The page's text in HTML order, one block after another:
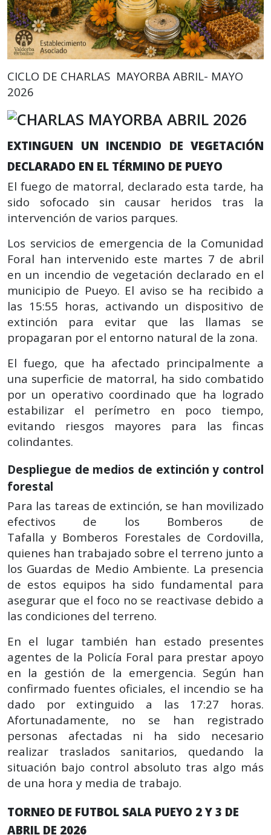
CICLO DE CHARLAS MAYORBA ABRIL- MAYO
2026
EXTINGUEN UN INCENDIO DE VEGETACIÓN
DECLARADO EN EL TÉRMINO DE PUEYO
El fuego de matorral, declarado esta tarde, ha
sido sofocado sin causar heridos tras la
intervención de varios parques.
Los servicios de emergencia de la Comunidad
Foral han intervenido este martes 7 de abril
en un incendio de vegetación declarado en el
municipio de Pueyo. El aviso se ha recibido a
las 15:55 horas, activando un dispositivo de
extinción para evitar que las llamas se
propagaran por el entorno natural de la zona.
El fuego, que ha afectado principalmente a
una superficie de matorral, ha sido combatido
por un operativo coordinado que ha logrado
estabilizar el perímetro en poco tiempo,
evitando riesgos mayores para las fincas
colindantes.
Despliegue de medios de extinción y control
forestal
Para las tareas de extinción, se han movilizado
efectivos de los Bomberos de
Tafalla y Bomberos Forestales de Cordovilla,
quienes han trabajado sobre el terreno junto a
los Guardas de Medio Ambiente. La presencia
de estos equipos ha sido fundamental para
asegurar que el foco no se reactivase debido a
las condiciones del terreno.
En el lugar también han estado presentes
agentes de la Policía Foral para prestar apoyo
en la gestión de la emergencia. Según han
confirmado fuentes oficiales, el incendio se ha
dado por extinguido a las 17:27 horas.
Afortunadamente, no se han registrado
personas afectadas ni ha sido necesario
realizar traslados sanitarios, quedando la
situación bajo control absoluto tras algo más
de una hora y media de trabajo.
TORNEO DE FUTBOL SALA PUEYO 2 Y 3 DE
ABRIL DE 2026